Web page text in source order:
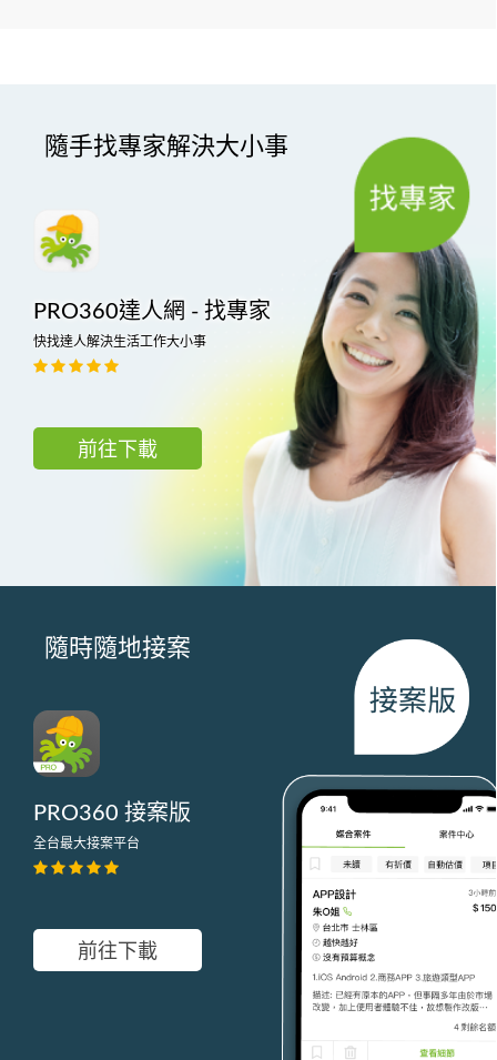
隨手找專家解決大小事
PRO360達人網 - 找專家
快找達人解決生活工作大小事
前往下載
隨時隨地接案
PRO360 接案版
全台最大接案平台
前往下載